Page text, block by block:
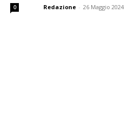
0 Redazione - 26 Maggio 2024